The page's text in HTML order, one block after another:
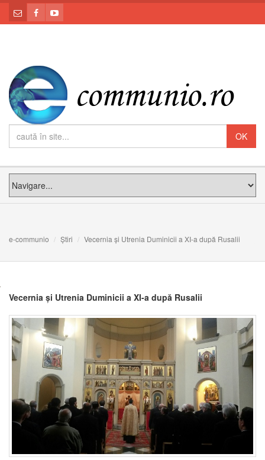
e-communio Știri Vecernia și Utrenia Duminicii a XI-a după Rusalii
Vecernia și Utrenia Duminicii a XI-a după Rusalii